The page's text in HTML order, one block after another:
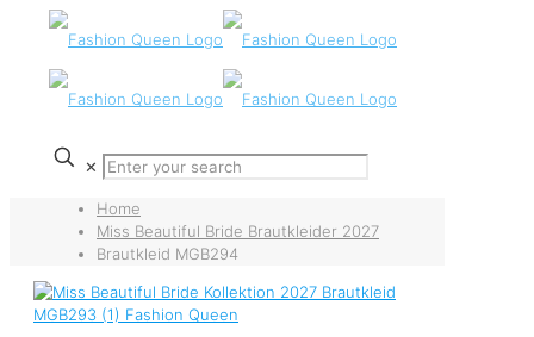
✕
Home
Miss Beautiful Bride Brautkleider 2027
Brautkleid MGB294